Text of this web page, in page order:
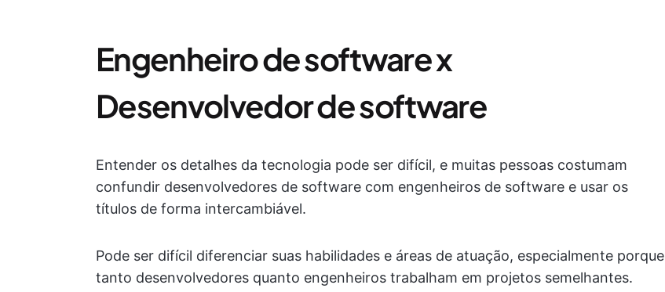
Engenheiro de software x
Desenvolvedor de software
Entender os detalhes da tecnologia pode ser difícil, e muitas pessoas costumam
confundir desenvolvedores de software com engenheiros de software e usar os
títulos de forma intercambiável.
Pode ser difícil diferenciar suas habilidades e áreas de atuação, especialmente porque
tanto desenvolvedores quanto engenheiros trabalham em projetos semelhantes.